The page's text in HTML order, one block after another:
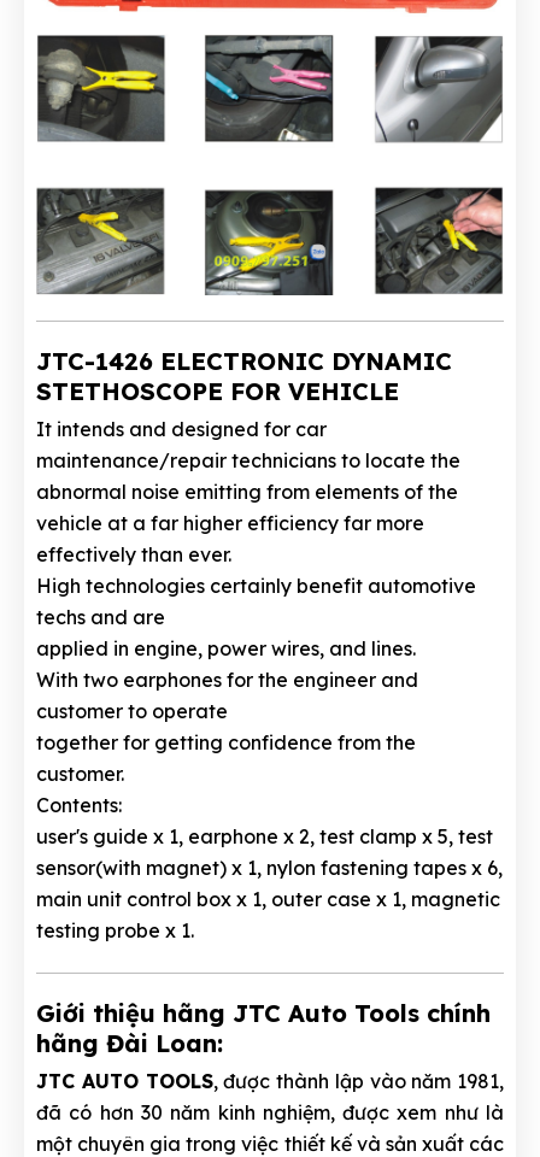
JTC-1426 ELECTRONIC DYNAMIC
STETHOSCOPE FOR VEHICLE
It intends and designed for car
maintenance/repair technicians to locate the
abnormal noise emitting from elements of the
vehicle at a far higher efficiency far more
effectively than ever.
High technologies certainly benefit automotive
techs and are
applied in engine, power wires, and lines.
With two earphones for the engineer and
customer to operate
together for getting confidence from the
customer.
Contents:
user's guide x 1, earphone x 2, test clamp x 5, test
sensor(with magnet) x 1, nylon fastening tapes x 6,
main unit control box x 1, outer case x 1, magnetic
testing probe x 1.
Giới thiệu hãng JTC Auto Tools chính
hãng Đài Loan:
JTC AUTO TOOLS, được thành lập vào năm 1981,
đã có hơn 30 năm kinh nghiệm, được xem như là
một chuyên gia trong việc thiết kế và sản xuất các